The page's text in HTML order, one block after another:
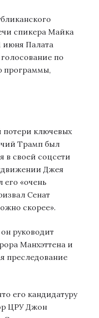
спикера Майка
июня Палата
по
программы,
ключевых
Трамп был
в своей соцсети
Джея
его «очень
Сенат
скорее».
руководит
Манхэттена и
преследование
его кандидатуру
ЦРУ Джон